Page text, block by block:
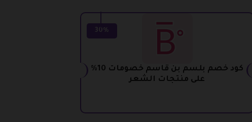
30%
كود خصم بلسم بن قاسم خصومات 10%
على منتجات الشعر